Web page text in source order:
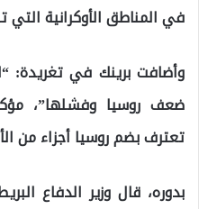
في المناطق الأوكرانية
وأضافت برينك في تغريدة:
ضعف روسيا وفشلها”،
تعترف بضم روسيا أجزاء من
بدوره، قال وزير الدفاع